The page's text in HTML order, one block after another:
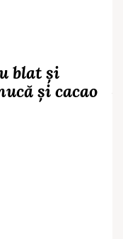
blat și
și cacao